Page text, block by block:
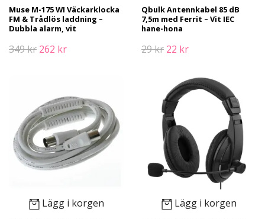
Muse M-175 WI Väckarklocka
FM & Trådlös laddning –
Dubbla alarm, vit
349 kr 262 kr
Qbulk Antennkabel 85 dB
7,5m med Ferrit – Vit IEC
hane-hona
29 kr 22 kr
Lägg i korgen Lägg i korgen